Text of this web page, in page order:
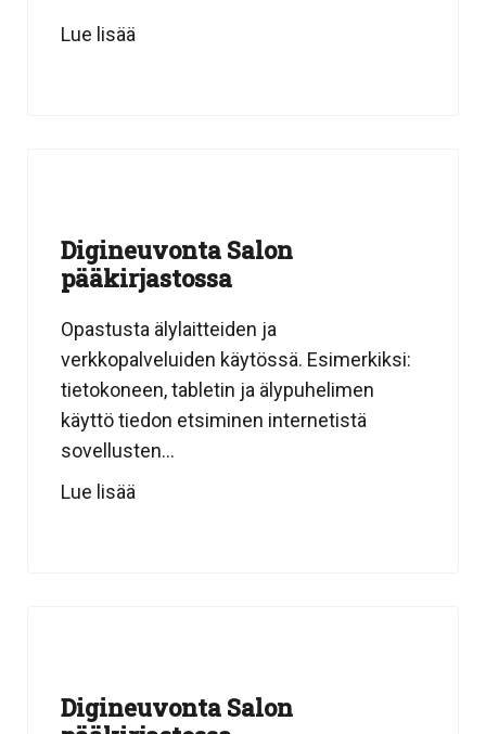
Lue lisää
Digineuvonta Salon
pääkirjastossa
Opastusta älylaitteiden ja
verkkopalveluiden käytössä. Esimerkiksi:
tietokoneen, tabletin ja älypuhelimen
käyttö tiedon etsiminen internetistä
sovellusten...
Lue lisää
Digineuvonta Salon